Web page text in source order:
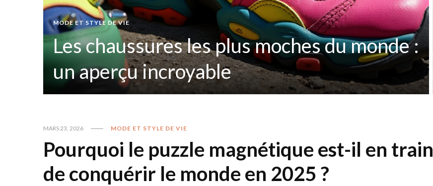
MODE ET STYLE DE VIE
Les chaussures les plus moches du monde :
un aperçu incroyable
MARS 23, 2026 MODE ET STYLE DE VIE
Pourquoi le puzzle magnétique est-il en train
de conquérir le monde en 2025 ?